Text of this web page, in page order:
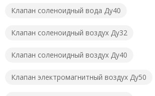
Клапан соленоидный вода Ду40
Клапан соленоидный воздух Ду32
Клапан соленоидный воздух Ду40
Клапан электромагнитный воздух Ду50